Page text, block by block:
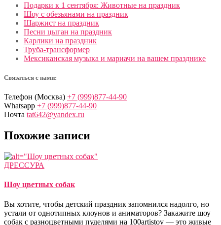
Подарки к 1 сентября: Животные на праздник
Шоу с обезьянами на праздник
Шаржист на праздник
Песни цыган на праздник
Карлики на праздник
Труба-трансформер
Мексиканская музыка и мариачи на вашем празднике
Связаться с нами:
Телефон (Москва) +7 (999)877-44-90
Whatsapp +7 (999)877-44-90
Почта tat642@yandex.ru
Похожие записи
ДРЕССУРА
Шоу цветных собак
Вы хотите, чтобы детский праздник запомнился надолго, но
устали от однотипных клоунов и аниматоров? Закажите шоу
собак с разноцветными пуделями на 100artistov — это живые